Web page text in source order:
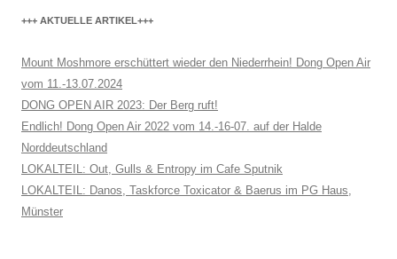
+++ AKTUELLE ARTIKEL+++
Mount Moshmore erschüttert wieder den Niederrhein! Dong Open Air
vom 11.-13.07.2024
DONG OPEN AIR 2023: Der Berg ruft!
Endlich! Dong Open Air 2022 vom 14.-16-07. auf der Halde
Norddeutschland
LOKALTEIL: Out, Gulls & Entropy im Cafe Sputnik
LOKALTEIL: Danos, Taskforce Toxicator & Baerus im PG Haus,
Münster